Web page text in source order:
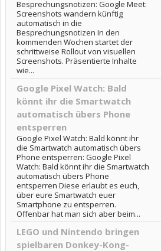
Besprechungsnotizen: Google Meet:
Screenshots wandern künftig
automatisch in die
Besprechungsnotizen In den
kommenden Wochen startet der
schrittweise Rollout von visuellen
Screenshots. Präsentierte Inhalte
wie...
Google Pixel Watch: Bald
könnt ihr die Smartwatch
automatisch übers Phone
entsperren
Google Pixel Watch: Bald könnt ihr
die Smartwatch automatisch übers
Phone entsperren: Google Pixel
Watch: Bald könnt ihr die Smartwatch
automatisch übers Phone
entsperren Diese erlaubt es euch,
über eure Smartwatch euer
Smartphone zu entsperren.
Offenbar hat man sich aber beim...
LEGO und Nintendo bringen
spielbaren Donkey-Kong-